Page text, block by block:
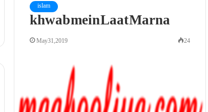
islam
khwab mein Laat Marna
May 31, 2019 24